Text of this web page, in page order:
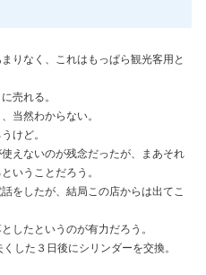
りなく、これはもっぱら観光客用と
売れる。
当然わからない。
けど。
えないのが残念だったが、まあそれ
いうことだろう。
をしたが、結局この店からは出てこ
したというのが有力だろう。
した３日後にシリンダーを交換。